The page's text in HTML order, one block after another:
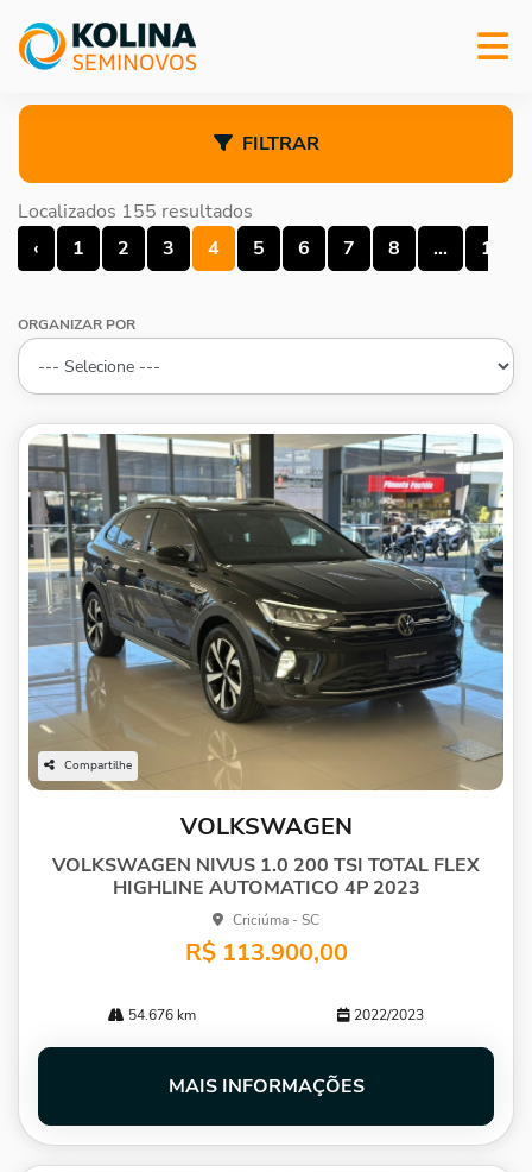
Localizados 155 resultados
‹
1 2 3 4 5 6 7 8 ... 13
FILTRAR
ORGANIZAR POR
Compartilhe
VOLKSWAGEN
VOLKSWAGEN NIVUS 1.0 200 TSI TOTAL FLEX
HIGHLINE AUTOMATICO 4P 2023
Criciúma - SC
R$ 113.900,00
54.676 km 2022/2023
MAIS INFORMAÇÕES